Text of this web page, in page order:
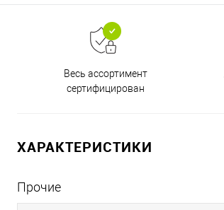
Весь ассортимент
сертифицирован
ХАРАКТЕРИСТИКИ
Прочие